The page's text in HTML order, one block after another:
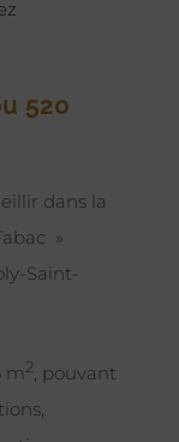
520
dans la
»
Saint-
m2 , pouvant